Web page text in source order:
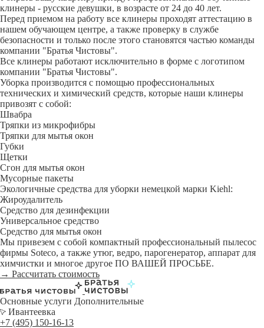
клинеры - русские девушки, в возрасте от 24 до 40 лет.
Перед приемом на работу все клинеры проходят аттестацию в
нашем обучающем центре, а также проверку в службе
безопасности и только после этого становятся частью команды
компании "Братья Чистовы".
Все клинеры работают исключительно в форме с логотипом
компании "Братья Чистовы".
Уборка производится с помощью профессиональных
технических и химический средств, которые наши клинеры
привозят с собой:
Швабра
Тряпки из микрофибры
Тряпки для мытья окон
Губки
Щетки
Сгон для мытья окон
Мусорные пакеты
Экологичные средства для уборки немецкой марки Kiehl:
Жироудалитель
Средство для дезинфекции
Универсальное средство
Средство для мытья окон
Мы привезем с собой компактный профессиональный пылесос
фирмы Soteco, а также утюг, ведро, парогенератор, аппарат для
химчистки и многое другое ПО ВАШЕЙ ПРОСЬБЕ.
→ Рассчитать стоимость
Основные услуги Дополнительные
Ивантеевка
+7 (495) 150-16-13